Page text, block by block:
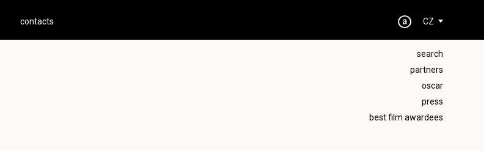
contacts CZ
search
partners
oscar
press
best film awardees